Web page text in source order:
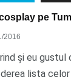
pe
2016
și eu gustul
lista